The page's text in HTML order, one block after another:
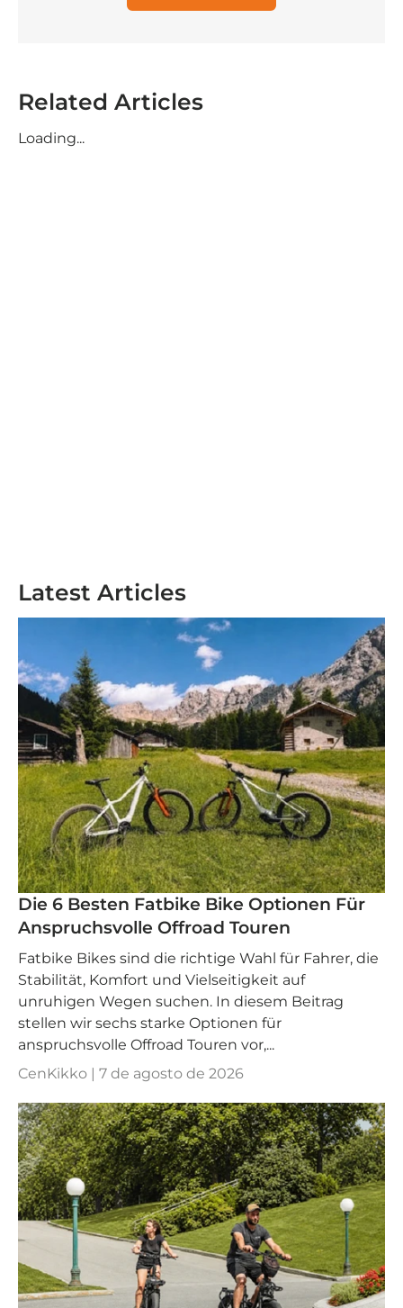
Latest Articles
Die 6 Besten Fatbike Bike Optionen Für
Anspruchsvolle Offroad Touren
Fatbike Bikes sind die richtige Wahl für Fahrer, die
Stabilität, Komfort und Vielseitigkeit auf
unruhigen Wegen suchen. In diesem Beitrag
stellen wir sechs starke Optionen für
anspruchsvolle Offroad Touren vor,...
CenKikko | 7 de agosto de 2026
Related Articles
Loading...